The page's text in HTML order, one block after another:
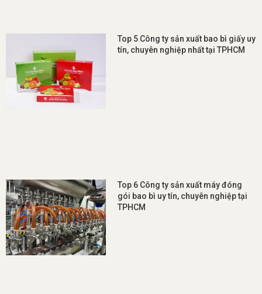
Top 5 Công ty sản xuất bao bì giấy uy
tín, chuyên nghiệp nhất tại TPHCM
Top 6 Công ty sản xuất máy đóng
gói bao bì uy tín, chuyên nghiệp tại
TPHCM